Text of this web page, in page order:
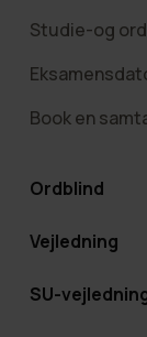
Studie-og
Book en
Ordblind
Vejledning
SU-